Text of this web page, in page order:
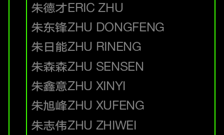
朱德才ERIC ZHU
朱东锋ZHU DONGFENG
朱日能ZHU RINENG
朱森森ZHU SENSEN
朱鑫意ZHU XINYI
朱旭峰ZHU XUFENG
朱志伟ZHU ZHIWEI